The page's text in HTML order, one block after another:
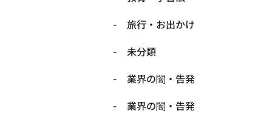
旅行・お出かけ
未分類
業界の闇・告発
業界の闇・告発